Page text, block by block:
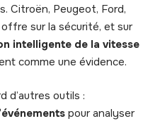
Citroën, Peugeot, Ford,
sur la sécurité, et sur
intelligente de la vitesse
comme une évidence.
d’autres outils :
pour analyser